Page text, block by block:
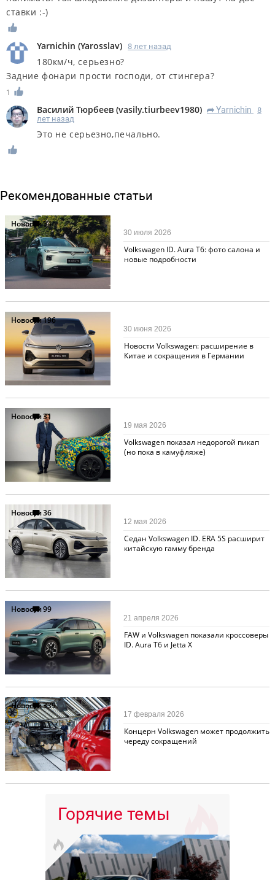
ставки :-)
Yarnichin (Yarosslav) 8 лет назад
180км/ч, серьезно?
Задние фонари прости господи, от стингера?
1
Василий Тюрбеев (vasily.tiurbeev1980) R Yarnichin
8
лет назад
Это не серьезно,печально.
Рекомендованные статьи
Новости54
Volkswagen ID. Aura T6: фото салона и
новые подробности
30 июля 2026
Новости196
Новости Volkswagen: расширение в
Китае и сокращения в Германии
30 июня 2026
Новости31
Volkswagen показал недорогой пикап
(но пока в камуфляже)
19 мая 2026
Новости36
Cедан Volkswagen ID. ERA 5S расширит
китайскую гамму бренда
12 мая 2026
Новости99
FAW и Volkswagen показали кроссоверы
ID. Aura T6 и Jettа X
21 апреля 2026
Новости339
Концерн Volkswagen может продолжить
череду сокращений
17 февраля 2026
Горячие темы